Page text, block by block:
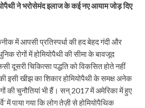
ने भरोसेमंद इलाज के कई नए आयाम जोड़ दिए
में आपसी प्रतिस्पर्धा की हद बेहद गंदी और
रोगों में होमियोपैथी की सीमा के बावजूद
दूसरी चिकित्सा पद्धति को विकसित होते नहीं
इसी खीझ का शिकार होमियोपैथी के समक्ष अनेक
की चुनौतियां भी हैं। सन् 2017 में अमेरिका में हुए
में पाया गया कि लोग तेज़ी से होमियोपैथिक